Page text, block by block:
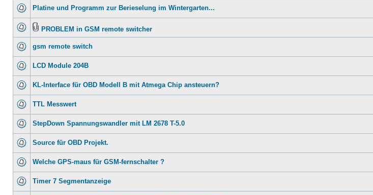
Platine und Programm zur Berieselung im Wintergarten...
PROBLEM in GSM remote switcher
gsm remote switch
LCD Module 204B
KL-Interface für OBD Modell B mit Atmega Chip ansteuern?
TTL Messwert
StepDown Spannungswandler mit LM 2678 T-5.0
Source für OBD Projekt.
Welche GPS-maus für GSM-fernschalter ?
Timer 7 Segmentanzeige